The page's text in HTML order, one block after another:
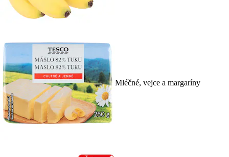
Mléčné, vejce a margaríny